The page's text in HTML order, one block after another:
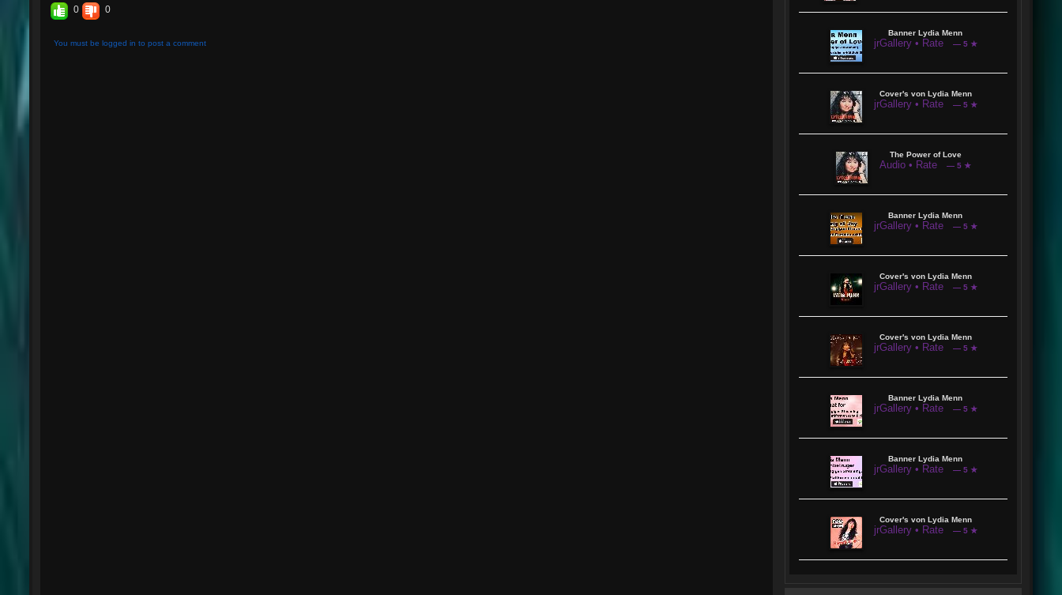
0 0
You must be logged in to post a comment
Banner Lydia Menn
jrGallery • Rate — 5 ★
Cover's von Lydia Menn
jrGallery • Rate — 5 ★
The Power of Love
Audio • Rate — 5 ★
Banner Lydia Menn
jrGallery • Rate — 5 ★
Cover's von Lydia Menn
jrGallery • Rate — 5 ★
Cover's von Lydia Menn
jrGallery • Rate — 5 ★
Banner Lydia Menn
jrGallery • Rate — 5 ★
Banner Lydia Menn
jrGallery • Rate — 5 ★
Cover's von Lydia Menn
jrGallery • Rate — 5 ★